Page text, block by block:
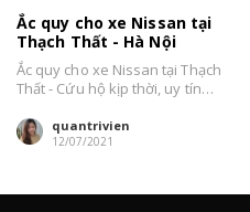
Ắc quy cho xe Nissan tại
Thạch Thất - Hà Nội
Ắc quy cho xe Nissan tại Thạch
Thất - Cứu hộ kịp thời, uy tín
quantrivien
12/07/2021